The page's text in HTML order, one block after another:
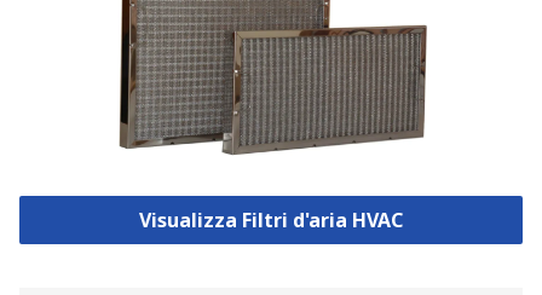
Visualizza Filtri d'aria HVAC